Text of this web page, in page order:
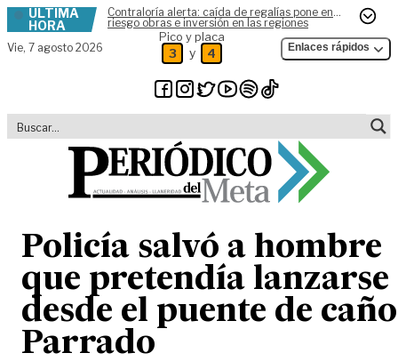
Skip to content
ÚLTIMA
HORA
Contraloría alerta: caída de regalías pone en
riesgo obras e inversión en las regiones
Vie, 7 agosto 2026
Pico y placa
3 y 4 Enlaces rápidos
Policía salvó a hombre
que pretendía lanzarse
desde el puente de caño
Parrado